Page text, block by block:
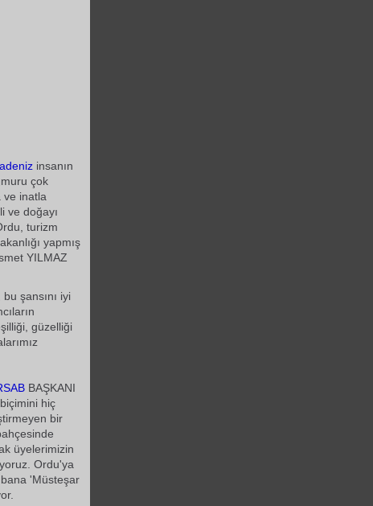
insanın
çok
ve inatla
ve doğayı
turizm
yapmış
YILMAZ
şansını iyi
güzelliği
BAŞKANI
hiç
bir
üyelerimizin
Ordu'ya
'Müsteşar